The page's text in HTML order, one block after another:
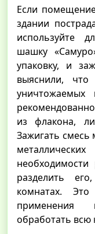
Если
здании
используйте
шашку
упаковку, и
выяснили,
уничтожаемых
из флакона,
Зажигать
разделить
комнатах.
применения
обработать всю